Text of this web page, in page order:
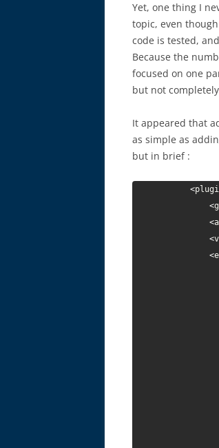
Yet, one thing I
topic, even
code is tested,
Because the
focused on one
but not
It appeared that
as simple as
but in brief :
<
<
<
<
<